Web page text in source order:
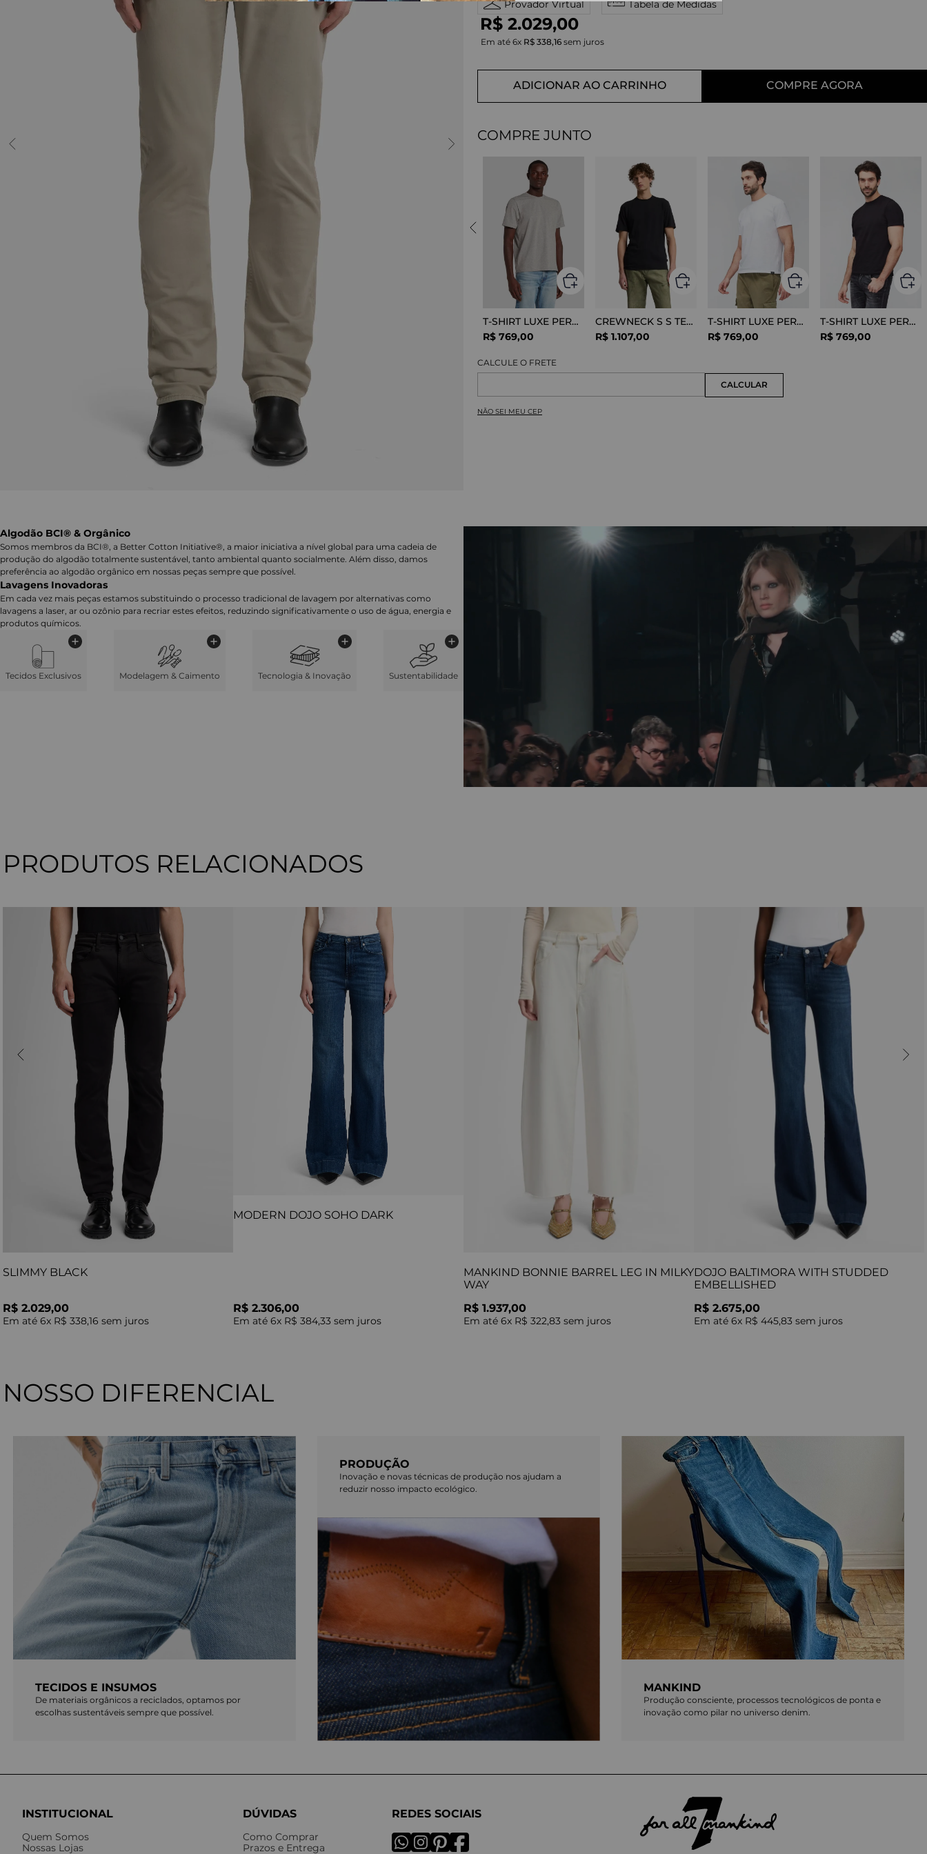
Provador Virtual Tabela de Medidas
R$ 2.029,00
Em até 6x R$ 338,16 sem juros
ADICIONAR AO CARRINHO COMPRE AGORA
COMPRE JUNTO
T-SHIRT LUXE PERFOR GREY MELANGE
R$ 769,00
CREWNECK S S TEE COTTON BLACK
R$ 1.107,00
T-SHIRT LUXE PERFORMANCE WHITE
R$ 769,00
T-SHIRT LUXE PERFORMANCE BLACK
R$ 769,00
NÃO SEI MEU CEP
Algodão BCI® & Orgânico
Somos membros da BCI®, a Better Cotton Initiative®, a maior iniciativa a nível global para uma cadeia de
produção do algodão totalmente sustentável, tanto ambiental quanto socialmente. Além disso, damos
preferência ao algodão orgânico em nossas peças sempre que possível.
Lavagens Inovadoras
Em cada vez mais peças estamos substituindo o processo tradicional de lavagem por alternativas como
lavagens a laser, ar ou ozônio para recriar estes efeitos, reduzindo significativamente o uso de água, energia e
produtos químicos.
Tecidos Exclusivos Modelagem & Caimento Tecnologia & Inovação Sustentabilidade
PRODUTOS RELACIONADOS
SLIMMY BLACK
R$ 2.029,00
Em até 6x R$ 338,16 sem juros
MODERN DOJO SOHO DARK
R$ 2.306,00
Em até 6x R$ 384,33 sem juros
MANKIND BONNIE BARREL LEG IN MILKY
WAY
R$ 1.937,00
Em até 6x R$ 322,83 sem juros
DOJO BALTIMORA WITH STUDDED
EMBELLISHED
R$ 2.675,00
Em até 6x R$ 445,83 sem juros
NOSSO DIFERENCIAL
TECIDOS E INSUMOS
De materiais orgânicos a reciclados, optamos por
escolhas sustentáveis sempre que possível.
PRODUÇÃO
Inovação e novas técnicas de produção nos ajudam a
reduzir nosso impacto ecológico.
MANKIND
Produção consciente, processos tecnológicos de ponta e
inovação como pilar no universo denim.
INSTITUCIONAL
Quem Somos
Nossas Lojas
DÚVIDAS
Como Comprar
Prazos e Entrega
REDES SOCIAIS